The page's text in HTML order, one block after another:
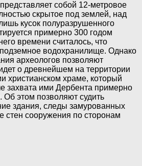
собой 12-метровое
скрытое под землей, над
кусок полуразрушенного
примерно 300 годом
времени считалось, что
водохранилище. Однако
археологов позволяют
о древнейшем на территории
христианском храме, который
захвата ими Дербента примерно
этом позволяют судить
здания, следы замурованных
стен сооружения по сторонам